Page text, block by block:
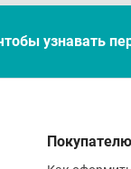
узнавать
Покупателю